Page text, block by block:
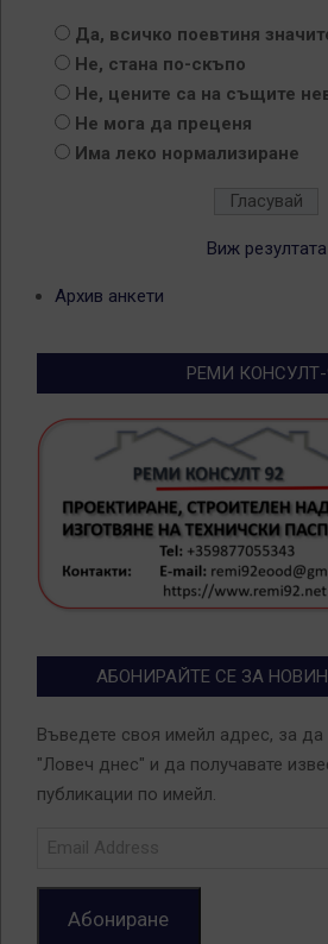
Да, всичко поевтиня
Не, стана по-скъпо
Не, цените са на същите
Не мога да преценя
Има леко нормализиране
Виж резултата
Архив анкети
РЕМИ КОНСУЛТ-
АБОНИРАЙТЕ СЕ ЗА
Въведете своя имейл адрес, за да
"Ловеч днес" и да получавате
публикации по имейл.
Абониране